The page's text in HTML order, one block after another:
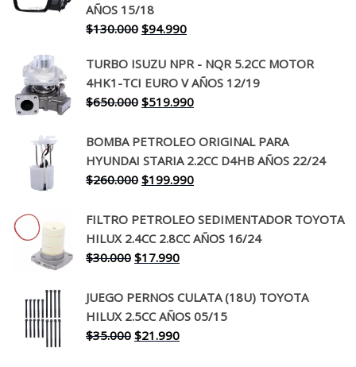
AÑOS 15/18
$130.000 El
original
era:
$130.000.
$94.990El
actual
es:
$94.990.
TURBO ISUZU NPR - NQR 5.2CC MOTOR
4HK1-TCI EURO V AÑOS 12/19
$650.000 El
original
era:
$650.000.
$519.990El
actual
es:
$519.990.
BOMBA PETROLEO ORIGINAL PARA
HYUNDAI STARIA 2.2CC D4HB AÑOS 22/24
$260.000 El
original
era:
$260.000.
$199.990El
actual
es:
FILTRO PETROLEO SEDIMENTADOR TOYOTA
HILUX 2.4CC 2.8CC AÑOS 16/24
$30.000 El
original
era:
$30.000.
$17.990El
actual
es:
$17.990.
JUEGO PERNOS CULATA (18U) TOYOTA
HILUX 2.5CC AÑOS 05/15
$35.000 El
$21.990El